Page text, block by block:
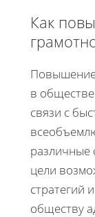
Как
в
связи с
различные
цели
стратегий
обществу